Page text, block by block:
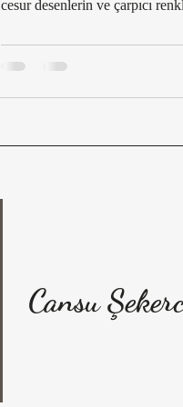
cesur desenlerin ve çarpıcı
giyim estetiğinden kalem
detayları bulabileceğiniz bu
Cansu